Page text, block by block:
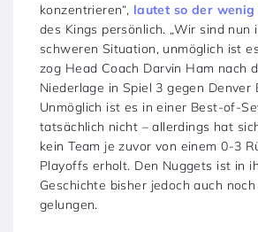
konzentrieren“, lautet so der
des Kings persönlich. „Wir sind nun
schweren Situation, unmöglich ist
zog Head Coach Darvin Ham nach
Niederlage in Spiel 3 gegen Denver
Unmöglich ist es in einer Best-of-
tatsächlich nicht – allerdings hat
kein Team je zuvor von einem 0-3
Playoffs erholt. Den Nuggets ist in
Geschichte bisher jedoch auch
gelungen.